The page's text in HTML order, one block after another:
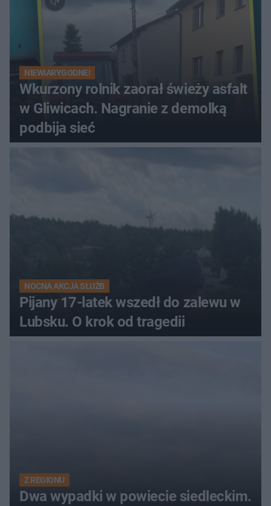
NIEWIARYGODNE!
Wkurzony rolnik zaorał świeży asfalt
w Gliwicach. Nagranie z demolką
podbija sieć
NOCNA AKCJA SŁUŻB
Pijany 17-latek wszedł do zalewu w
Lubsku. O krok od tragedii
Z REGIONU
Dwa wypadki w powiecie siedleckim.